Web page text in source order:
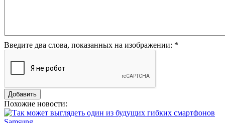
Введите два слова, показанных на изображении: *
Похожие новости: